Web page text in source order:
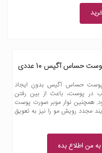
حساس آگیس 10 عددی
پوست حساس آگیس بدون ایجاد
در پوست، باعث از بین رفتن
همچنین نوار موبر صورت پوست
مجدد رویش مو را نیز به تعویق
من اطلاع بده